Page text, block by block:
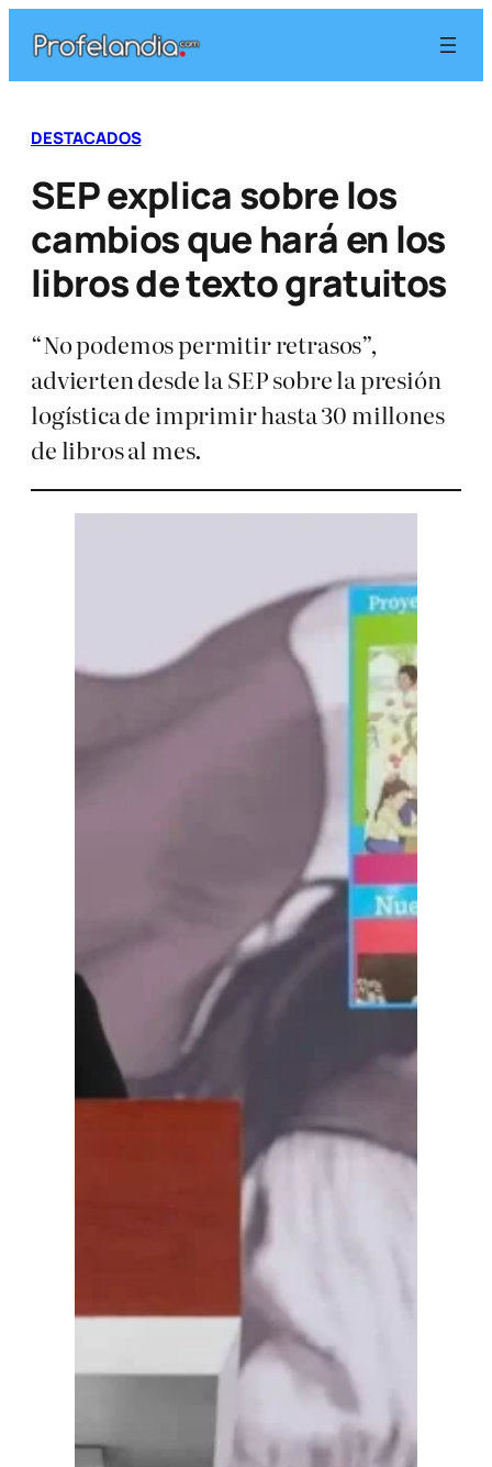
contenido
DESTACADOS
SEP explica sobre los
cambios que hará en los
libros de texto gratuitos
“No podemos permitir retrasos”,
advierten desde la SEP sobre la presión
logística de imprimir hasta 30 millones
de libros al mes.